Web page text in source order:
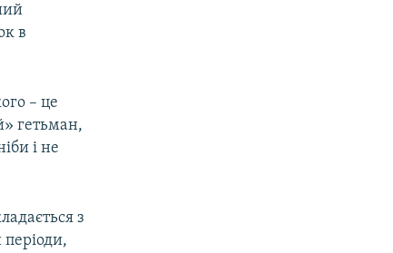
в
– це
гетьман,
і не
з